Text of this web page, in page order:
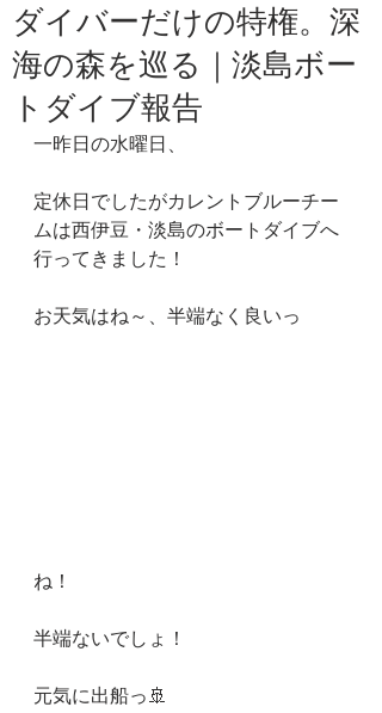
ダイバーだけの特権。深
海の森を巡る｜淡島ボー
トダイブ報告
一昨日の水曜日、
定休日でしたがカレントブルーチー
ムは西伊豆・淡島のボートダイブへ
行ってきました！
お天気はね～、半端なく良いっ
ね！
半端ないでしょ！
元気に出船っ🚢